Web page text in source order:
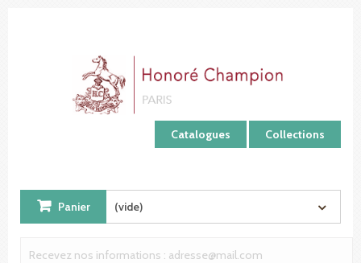
Catalogues Collections
Panier (vide)